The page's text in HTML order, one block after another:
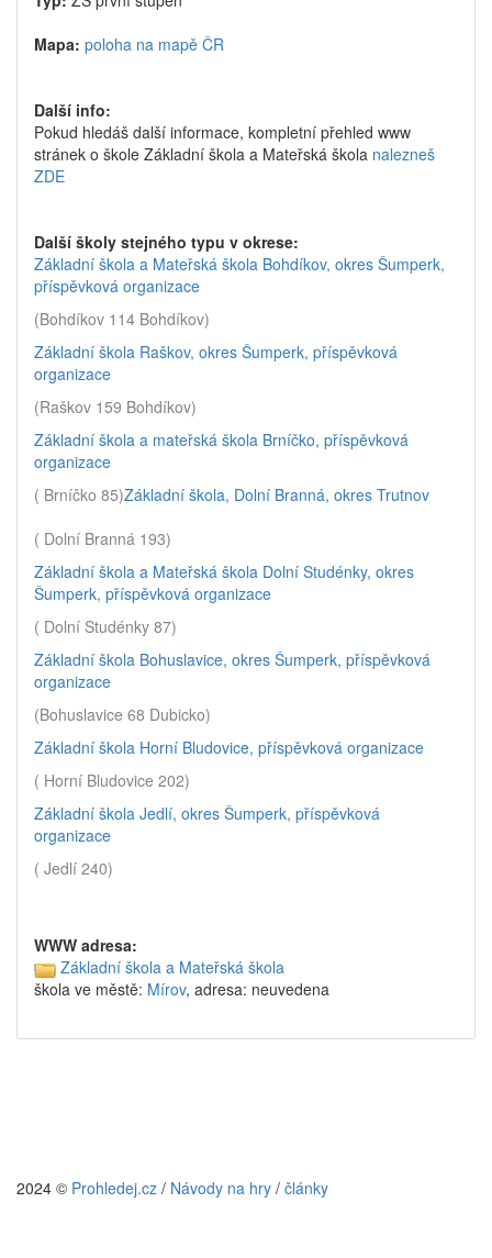
Mapa: poloha na mapě ČR
Další info:
Pokud hledáš další informace, kompletní přehled www
stránek o škole Základní škola a Mateřská škola nalezneš
ZDE
Další školy stejného typu v okrese:
Základní škola a Mateřská škola Bohdíkov, okres Šumperk,
příspěvková organizace
(Bohdíkov 114 Bohdíkov)
Základní škola Raškov, okres Šumperk, příspěvková
organizace
(Raškov 159 Bohdíkov)
Základní škola a mateřská škola Brníčko, příspěvková
organizace
( Brníčko 85)Základní škola, Dolní Branná, okres Trutnov
( Dolní Branná 193)
Základní škola a Mateřská škola Dolní Studénky, okres
Šumperk, příspěvková organizace
( Dolní Studénky 87)
Základní škola Bohuslavice, okres Šumperk, příspěvková
organizace
(Bohuslavice 68 Dubicko)
Základní škola Horní Bludovice, příspěvková organizace
( Horní Bludovice 202)
Základní škola Jedlí, okres Šumperk, příspěvková
organizace
( Jedlí 240)
WWW adresa:
Základní škola a Mateřská škola
škola ve městě: Mírov, adresa: neuvedena
2024 © Prohledej.cz / Návody na hry / články